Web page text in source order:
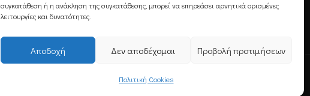
συγκατάθεση ή η ανάκληση της συγκατάθεσης, μπορεί να επηρεάσει αρνητικά ορισμένες
λειτουργίες και δυνατότητες.
Αποδοχή Δεν αποδέχομαι Προβολή προτιμήσεων
Πολιτική Cookies